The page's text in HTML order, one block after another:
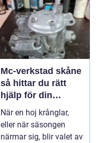
Mc-verkstad skåne
så hittar du rätt
hjälp för din
motorcykel
När en hoj krånglar,
eller när säsongen
närmar sig, blir valet av